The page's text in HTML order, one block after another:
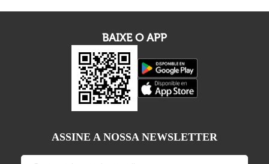
BAIXE O APP
ASSINE A NOSSA NEWSLETTER